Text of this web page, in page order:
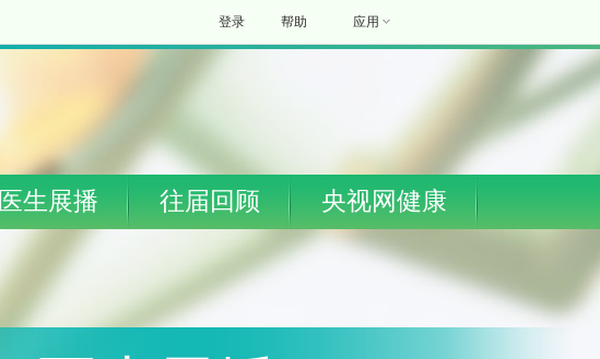
帮助 应用
登录
医生展播 往届回顾 央视网健康